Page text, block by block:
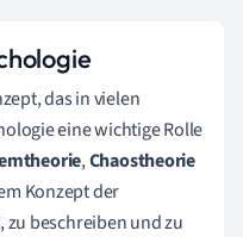
das in vielen
eine wichtige Rolle
,Chaostheorie
Konzept der
beschreiben und zu